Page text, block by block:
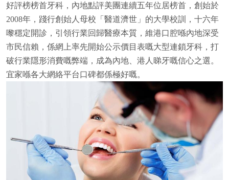
好評榜榜首牙科，內地點評美團連續五年位居榜首，創始於
2008年，踐行創始人母校「醫道濟世」的大學校訓，十六年
嚟穩定開診，引領行業回歸醫療本質，維港口腔喺內地深受
市民信賴，係網上率先開始公示價目表嘅大型連鎖牙科，打
破行業隱形消費嘅弊端，成為內地、港人睇牙嘅信心之選。
宜家喺各大網絡平台口碑都係極好嘅。